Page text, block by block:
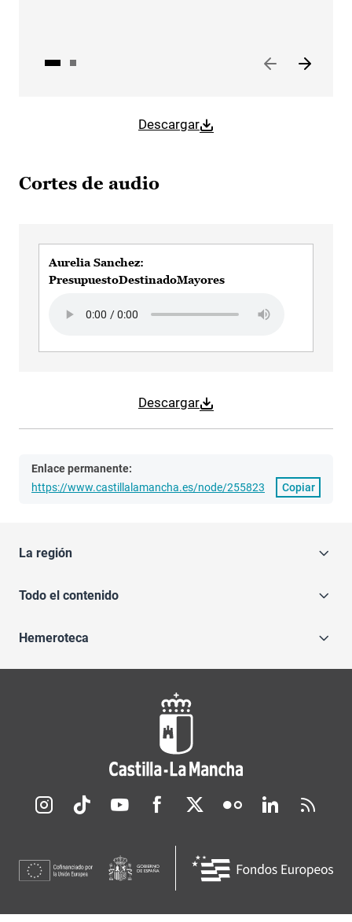
Descargar
Cortes de audio
Descargar
Aurelia Sanchez:
PresupuestoDestinadoMayores
Enlace permanente:
https://www.castillalamancha.es/node/255823
Copiar
La región
Todo el contenido
Hemeroteca
Redes sociales JCCM